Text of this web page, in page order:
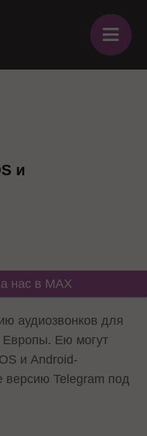
≡
и
нас в MAX
аудиозвонков для
Европы. Ею могут
и Android-
версию Telegram под